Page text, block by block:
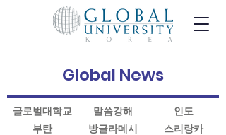
Global News
글로벌대학교 말씀강해
인도
부탄
방글라데시
스리랑카